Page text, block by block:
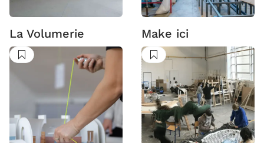
La Volumerie Make ici
Suivre Suivre